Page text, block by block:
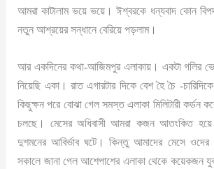
আমরা কাটালাম ভয়ে ভয়ে। ঈশ্বরকে ধন্যবাদ কোন
নতুন আশ্রয়ের সন্ধানে বেরিয়ে পড়লাম।
আর একদিনের কথা-আজিমপুর এলাকায়। একটা গলির
নিয়েছি একা। রাত এগারটার দিকে বেশ হৈ চৈ -
কিছুক্ষন পরে বোঝা গেল সমস্ত এলাকা মিলিটারী কর্ডন
চলছে। মেসের অধিবাসী আমরা কজন আতংকিত
দুশমনের আবির্ভাব ঘটে। কিন্তু আমাদের মেসে ওদের
সকালে জানা গেল আশেপাশের এলাকা থেকে কয়েকজন